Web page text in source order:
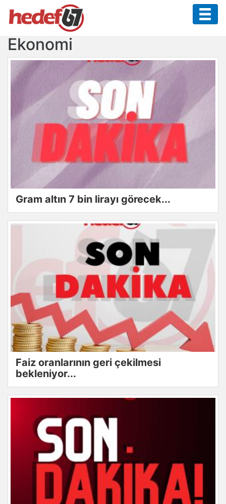
Ekonomi
Gram altın 7 bin lirayı görecek...
Faiz oranlarının geri çekilmesi
bekleniyor...